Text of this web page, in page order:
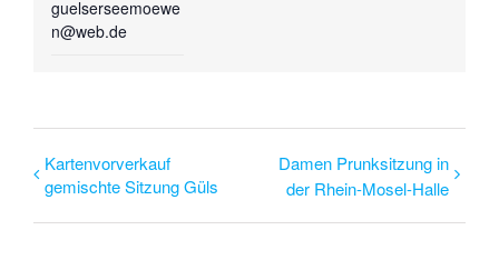
guelserseemoewe
n@web.de
Kartenvorverkauf
gemischte Sitzung Güls
Damen Prunksitzung in
der Rhein-Mosel-Halle